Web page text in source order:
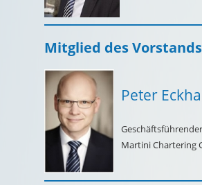
Mitglied des Vorstands
Peter
Martini Chartering